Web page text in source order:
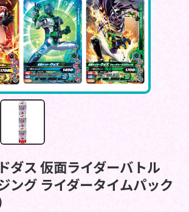
ダス 仮面ライダーバトル
ング ライダータイムパック